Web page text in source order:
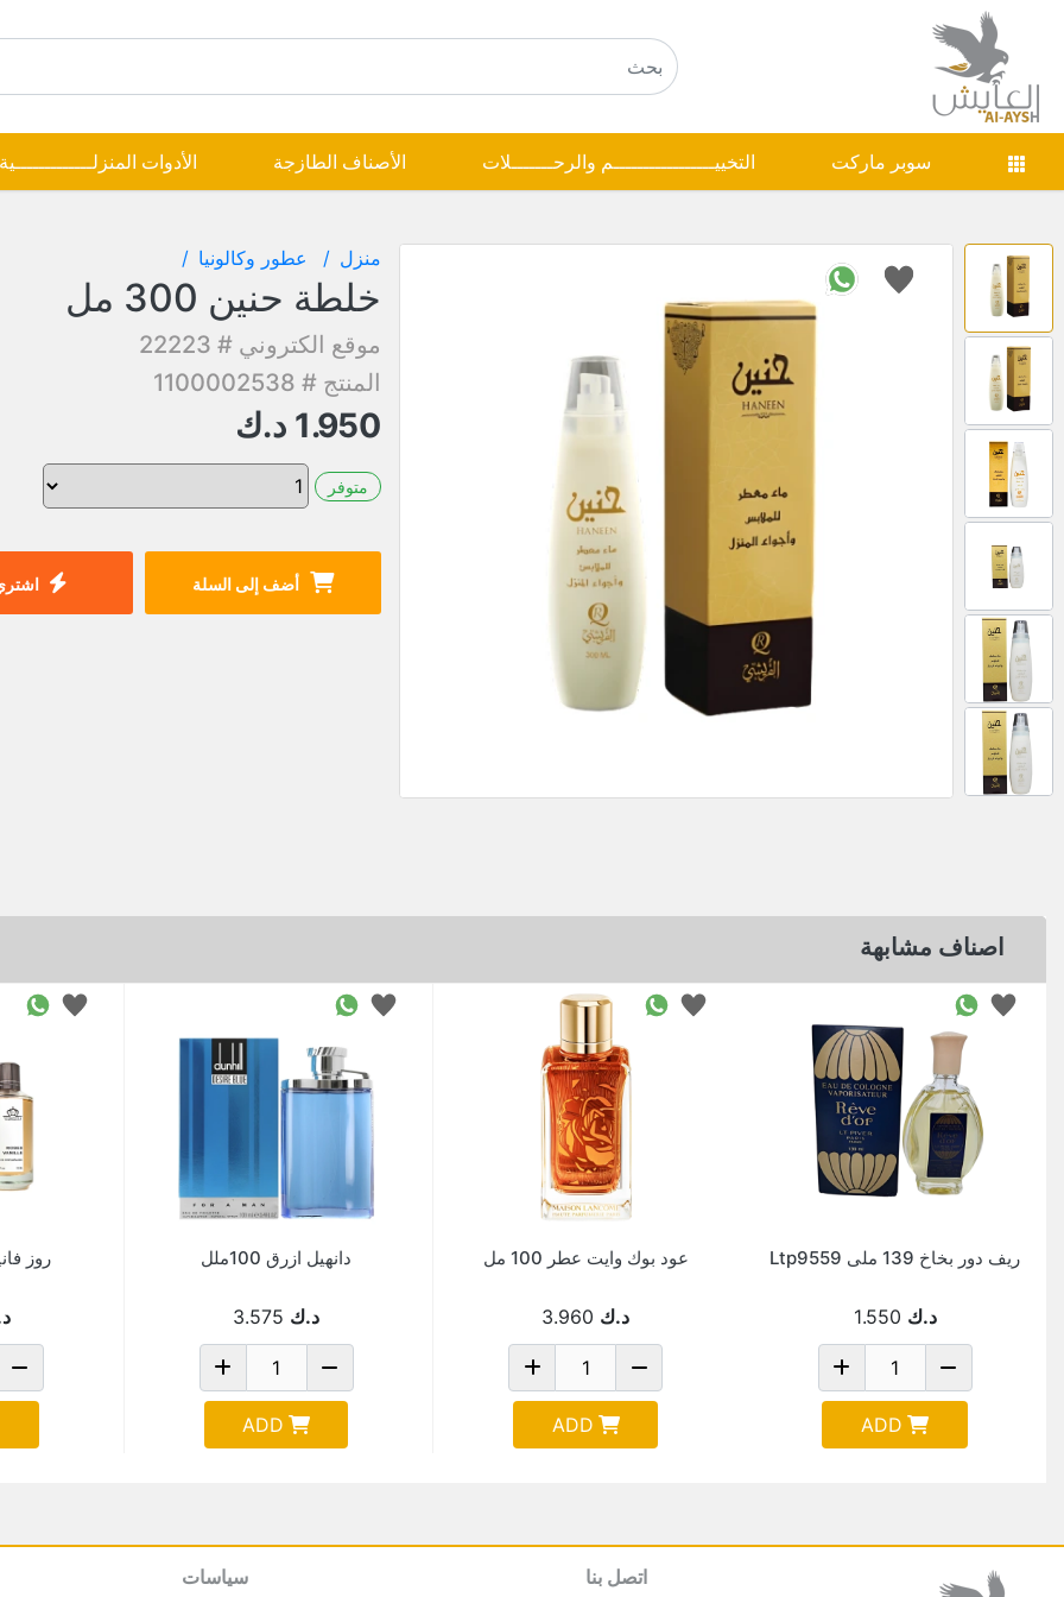
سوبر ماركت التخييـــــــــــــــــم والرحـــــــلات الأصناف الطازجة الأدوات المنزلـــــــــــــية
منزل عطور وكالونيا
خلطة حنين 300 مل
موقع الكتروني # 22223
المنتج # 1100002538
1.950 د.ك
متوفر
أضف إلى السلة
اصناف مشابهة
ريف دور بخاخ 139 ملى Ltp9559
د.ك 1.550
ADD
عود بوك وايت عطر 100 مل
د.ك 3.960
ADD
دانهيل ازرق 100ملل
د.ك 3.575
ADD
روز
اتصل بنا سياسات